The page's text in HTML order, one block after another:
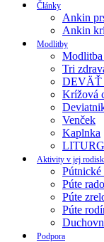
Články
Ankin
Ankin
Modlitby
Modlitba
Tri
DEVÄŤ
Krížová
Venček
Kaplnka
Aktivity v jej
Pútnické
Púte
Púte
Púte
Podpora